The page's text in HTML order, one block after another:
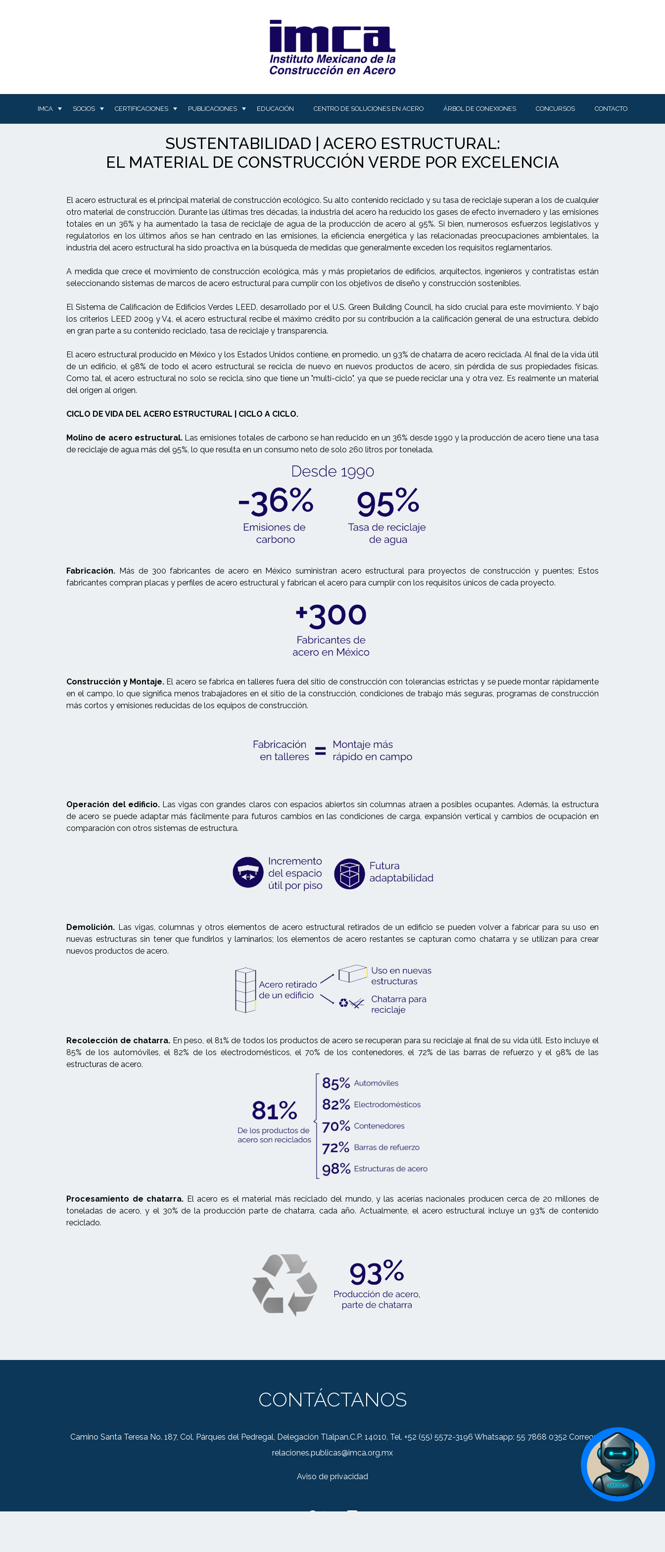
IMCA SOCIOS CERTIFICACIONES PUBLICACIONES EDUCACIÓN CENTRO DE SOLUCIONES EN ACERO ÁRBOL DE CONEXIONES CONCURSOS CONTACTO
SUSTENTABILIDAD | ACERO ESTRUCTURAL:
EL MATERIAL DE CONSTRUCCIÓN VERDE POR EXCELENCIA
El acero estructural es el principal material de construcción ecológico. Su alto contenido reciclado y su tasa de reciclaje superan a los de cualquier
otro material de construcción. Durante las últimas tres décadas, la industria del acero ha reducido los gases de efecto invernadero y las emisiones
totales en un 36% y ha aumentado la tasa de reciclaje de agua de la producción de acero al 95%. Si bien, numerosos esfuerzos legislativos y
regulatorios en los últimos años se han centrado en las emisiones, la eficiencia energética y las relacionadas preocupaciones ambientales, la
industria del acero estructural ha sido proactiva en la búsqueda de medidas que generalmente exceden los requisitos reglamentarios.
A medida que crece el movimiento de construcción ecológica, más y más propietarios de edificios, arquitectos, ingenieros y contratistas están
seleccionando sistemas de marcos de acero estructural para cumplir con los objetivos de diseño y construcción sostenibles.
El Sistema de Calificación de Edificios Verdes LEED, desarrollado por el U.S. Green Building Council, ha sido crucial para este movimiento. Y bajo
los criterios LEED 2009 y V4, el acero estructural recibe el máximo crédito por su contribución a la calificación general de una estructura, debido
en gran parte a su contenido reciclado, tasa de reciclaje y transparencia.
El acero estructural producido en México y los Estados Unidos contiene, en promedio, un 93% de chatarra de acero reciclada. Al final de la vida útil
de un edificio, el 98% de todo el acero estructural se recicla de nuevo en nuevos productos de acero, sin pérdida de sus propiedades físicas.
Como tal, el acero estructural no solo se recicla, sino que tiene un "multi-ciclo", ya que se puede reciclar una y otra vez. Es realmente un material
del origen al origen.
CICLO DE VIDA DEL ACERO ESTRUCTURAL | CICLO A CICLO.
Molino de acero estructural.Las emisiones totales de carbono se han reducido en un 36% desde 1990 y la producción de acero tiene una tasa
de reciclaje de agua más del 95%, lo que resulta en un consumo neto de solo 260 litros por tonelada.
Fabricación. Más de 300 fabricantes de acero en México suministran acero estructural para proyectos de construcción y puentes; Estos
fabricantes compran placas y perfiles de acero estructural y fabrican el acero para cumplir con los requisitos únicos de cada proyecto.
Construcción y Montaje. El acero se fabrica en talleres fuera del sitio de construcción con tolerancias estrictas y se puede montar rápidamente
en el campo, lo que significa menos trabajadores en el sitio de la construcción, condiciones de trabajo más seguras, programas de construcción
más cortos y emisiones reducidas de los equipos de construcción.
Operación del edificio.Las vigas con grandes claros con espacios abiertos sin columnas atraen a posibles ocupantes. Además, la estructura
de acero se puede adaptar más fácilmente para futuros cambios en las condiciones de carga, expansión vertical y cambios de ocupación en
comparación con otros sistemas de estructura.
Demolición. Las vigas, columnas y otros elementos de acero estructural retirados de un edificio se pueden volver a fabricar para su uso en
nuevas estructuras sin tener que fundirlos y laminarlos; los elementos de acero restantes se capturan como chatarra y se utilizan para crear
nuevos productos de acero.
Recolección de chatarra. En peso, el 81% de todos los productos de acero se recuperan para su reciclaje al final de su vida útil. Esto incluye el
85% de los automóviles, el 82% de los electrodomésticos, el 70% de los contenedores, el 72% de las barras de refuerzo y el 98% de las
estructuras de acero.
Procesamiento de chatarra. El acero es el material más reciclado del mundo, y las acerías nacionales producen cerca de 20 millones de
toneladas de acero, y el 30% de la producción parte de chatarra, cada año. Actualmente, el acero estructural incluye un 93% de contenido
reciclado.
CONTÁCTANOS
Camino Santa Teresa No. 187, Col. Párques del Pedregal, Delegación Tlalpan.C.P. 14010, Tel. +52 (55) 5572-3196 Whatsapp: 55 7868 0352 Correo:
relaciones.publicas@imca.org.mx
Aviso de privacidad
Asistente IA - Construcción en Acero